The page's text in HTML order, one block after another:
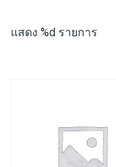
แสดง %d รายการ